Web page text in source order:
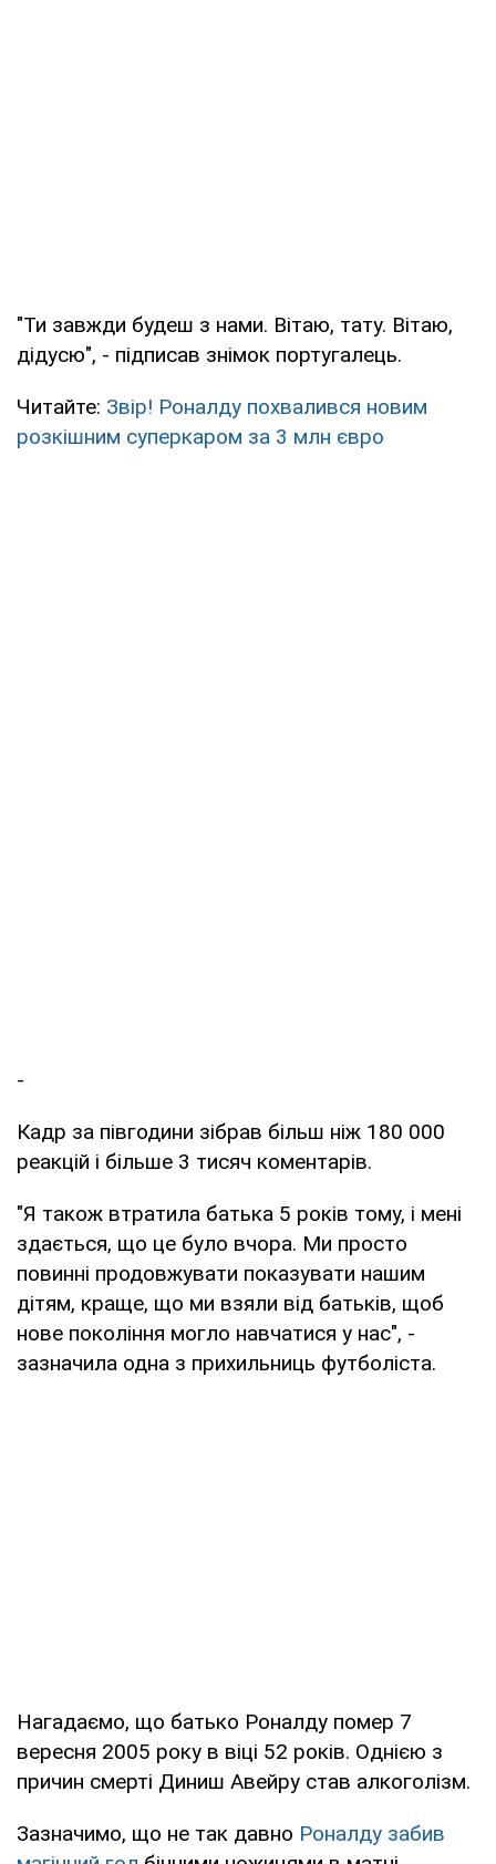
"Ти завжди будеш з нами. Вітаю, тату. Вітаю,
дідусю", - підписав знімок португалець.
Читайте: Звір! Роналду похвалився новим
розкішним суперкаром за 3 млн євро
-
Кадр за півгодини зібрав більш ніж 180 000
реакцій і більше 3 тисяч коментарів.
"Я також втратила батька 5 років тому, і мені
здається, що це було вчора. Ми просто
повинні продовжувати показувати нашим
дітям, краще, що ми взяли від батьків, щоб
нове покоління могло навчатися у нас", -
зазначила одна з прихильниць футболіста.
Нагадаємо, що батько Роналду помер 7
вересня 2005 року в віці 52 років. Однією з
причин смерті Диниш Авейру став алкоголізм.
Зазначимо, що не так давно Роналду забив